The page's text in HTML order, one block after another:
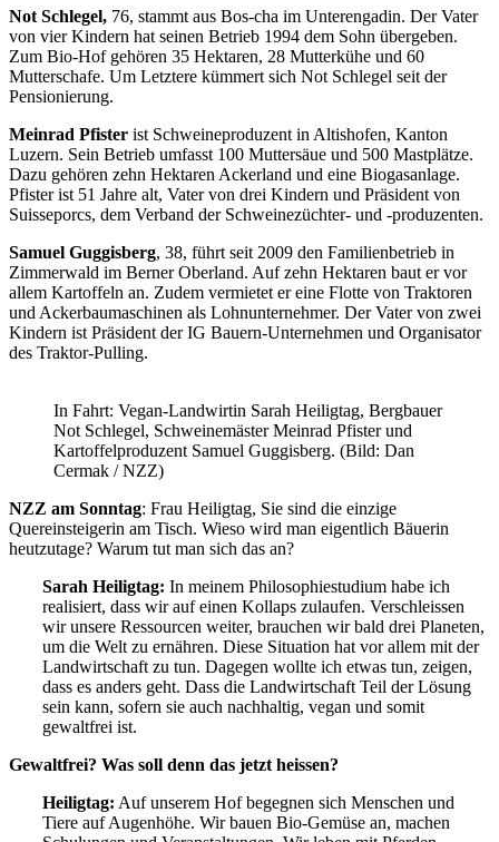
Not Schlegel, 76, stammt aus Bos-cha im Unterengadin. Der Vater
von vier Kindern hat seinen Betrieb 1994 dem Sohn übergeben.
Zum Bio-Hof gehören 35 Hektaren, 28 Mutterkühe und 60
Mutterschafe. Um Letztere kümmert sich Not Schlegel seit der
Pensionierung.
Meinrad Pfister ist Schweineproduzent in Altishofen, Kanton
Luzern. Sein Betrieb umfasst 100 Muttersäue und 500 Mastplätze.
Dazu gehören zehn Hektaren Ackerland und eine Biogasanlage.
Pfister ist 51 Jahre alt, Vater von drei Kindern und Präsident von
Suisseporcs, dem Verband der Schweinezüchter- und -produzenten.
Samuel Guggisberg, 38, führt seit 2009 den Familienbetrieb in
Zimmerwald im Berner Oberland. Auf zehn Hektaren baut er vor
allem Kartoffeln an. Zudem vermietet er eine Flotte von Traktoren
und Ackerbaumaschinen als Lohnunternehmer. Der Vater von zwei
Kindern ist Präsident der IG Bauern-Unternehmen und Organisator
des Traktor-Pulling.
In Fahrt: Vegan-Landwirtin Sarah Heiligtag, Bergbauer
Not Schlegel, Schweinemäster Meinrad Pfister und
Kartoffelproduzent Samuel Guggisberg. (Bild: Dan
Cermak / NZZ)
NZZ am Sonntag: Frau Heiligtag, Sie sind die einzige
Quereinsteigerin am Tisch. Wieso wird man eigentlich Bäuerin
heutzutage? Warum tut man sich das an?
Sarah Heiligtag: In meinem Philosophiestudium habe ich
realisiert, dass wir auf einen Kollaps zulaufen. Verschleissen
wir unsere Ressourcen weiter, brauchen wir bald drei Planeten,
um die Welt zu ernähren. Diese Situation hat vor allem mit der
Landwirtschaft zu tun. Dagegen wollte ich etwas tun, zeigen,
dass es anders geht. Dass die Landwirtschaft Teil der Lösung
sein kann, sofern sie auch nachhaltig, vegan und somit
gewaltfrei ist.
Gewaltfrei? Was soll denn das jetzt heissen?
Heiligtag: Auf unserem Hof begegnen sich Menschen und
Tiere auf Augenhöhe. Wir bauen Bio-Gemüse an, machen